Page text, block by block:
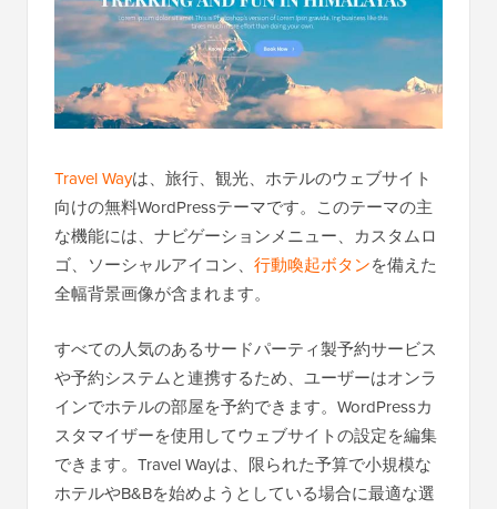
Travel Wayは、旅行、観光、ホテルのウェブサイト
向けの無料WordPressテーマです。このテーマの主
な機能には、ナビゲーションメニュー、カスタムロ
ゴ、ソーシャルアイコン、 行動喚起ボタンを備えた
全幅背景画像が含まれます。
すべての人気のあるサードパーティ製予約サービス
や予約システムと連携するため、ユーザーはオンラ
インでホテルの部屋を予約できます。WordPressカ
スタマイザーを使用してウェブサイトの設定を編集
できます。Travel Wayは、限られた予算で小規模な
ホテルやB&Bを始めようとしている場合に最適な選